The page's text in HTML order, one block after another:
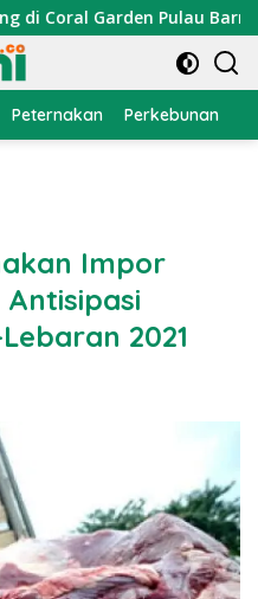
Pulau Barrang Caddi
Peternakan Perkebunan
Impor
2021